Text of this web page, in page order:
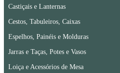
Castiçais e Lanternas
Cestos, Tabuleiros, Caixas
Espelhos, Painéis e Molduras
Jarras e Taças, Potes e Vasos
Loiça e Acessórios de Mesa